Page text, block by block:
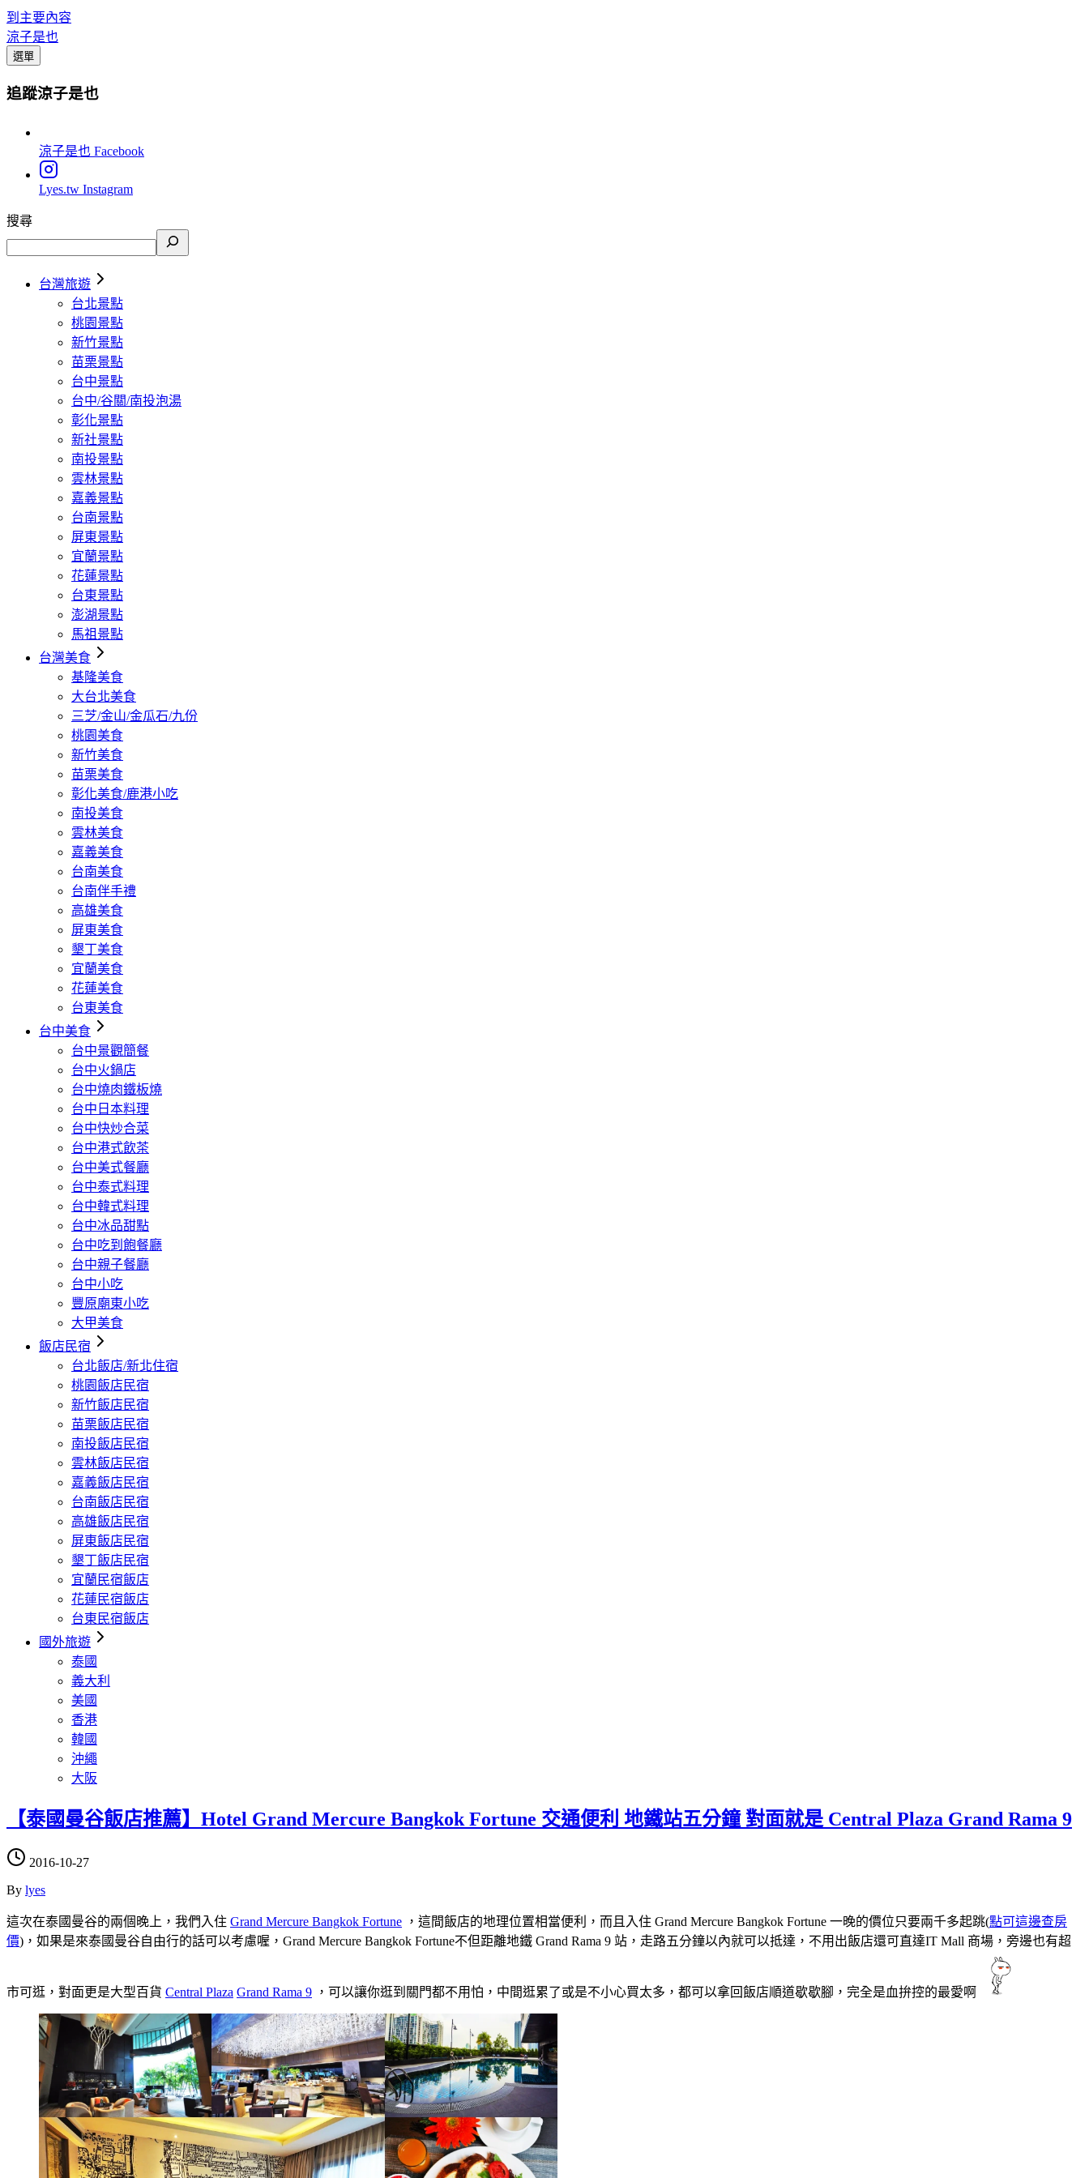
到主要內容
涼子是也
選單
追蹤涼子是也
涼子是也 Facebook
Lyes.tw Instagram
搜尋
台灣旅遊
台北景點
桃園景點
新竹景點
苗栗景點
台中景點
台中/谷關/南投泡湯
彰化景點
新社景點
南投景點
雲林景點
嘉義景點
台南景點
屏東景點
宜蘭景點
花蓮景點
台東景點
澎湖景點
馬祖景點
台灣美食
基隆美食
大台北美食
三芝/金山/金瓜石/九份
桃園美食
新竹美食
苗栗美食
彰化美食/鹿港小吃
南投美食
雲林美食
嘉義美食
台南美食
台南伴手禮
高雄美食
屏東美食
墾丁美食
宜蘭美食
花蓮美食
台東美食
台中美食
台中景觀簡餐
台中火鍋店
台中燒肉鐵板燒
台中日本料理
台中快炒合菜
台中港式飲茶
台中美式餐廳
台中泰式料理
台中韓式料理
台中冰品甜點
台中吃到飽餐廳
台中親子餐廳
台中小吃
豐原廟東小吃
大甲美食
飯店民宿
台北飯店/新北住宿
桃園飯店民宿
新竹飯店民宿
苗栗飯店民宿
南投飯店民宿
雲林飯店民宿
嘉義飯店民宿
台南飯店民宿
高雄飯店民宿
屏東飯店民宿
墾丁飯店民宿
宜蘭民宿飯店
花蓮民宿飯店
台東民宿飯店
國外旅遊
泰國
義大利
美國
香港
韓國
沖繩
大阪
【泰國曼谷飯店推薦】Hotel Grand Mercure Bangkok Fortune 交通便利 地鐵站五分鐘 對面就是 Central Plaza Grand Rama 9
2016-10-27
By lyes
這次在泰國曼谷的兩個晚上，我們入住 Grand Mercure Bangkok Fortune ，這間飯店的地理位置相當便利，而且入住 Grand Mercure Bangkok Fortune 一晚的價位只要兩千多起跳(點可這邊查房
價)，如果是來泰國曼谷自由行的話可以考慮喔，Grand Mercure Bangkok Fortune不但距離地鐵 Grand Rama 9 站，走路五分鐘以內就可以抵達，不用出飯店還可直達IT Mall 商場，旁邊也有超
市可逛，對面更是大型百貨 Central Plaza Grand Rama 9 ，可以讓你逛到關門都不用怕，中間逛累了或是不小心買太多，都可以拿回飯店順道歇歇腳，完全是血拚控的最愛啊